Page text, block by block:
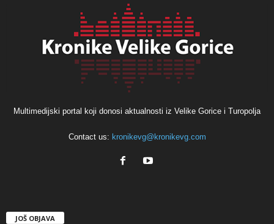
Multimedijski portal koji donosi aktualnosti iz Velike Gorice i Turopolja
Contact us: kronikevg@kronikevg.com
JOŠ OBJAVA